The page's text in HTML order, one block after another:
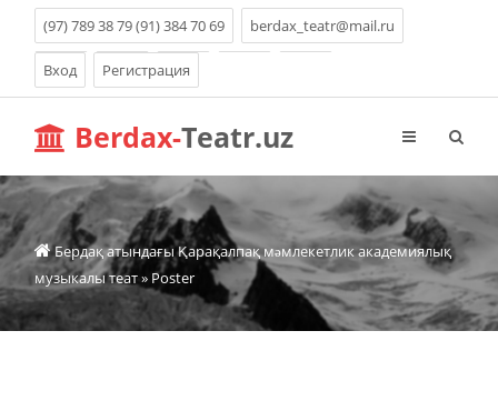
(97) 789 38 79 (91) 384 70 69 berdax_teatr@mail.ru
Вход Регистрация
Berdax-Teatr.uz
Бердақ атындағы Қарақалпақ мəмлекетлик академиялық
музыкалы теат» Poster